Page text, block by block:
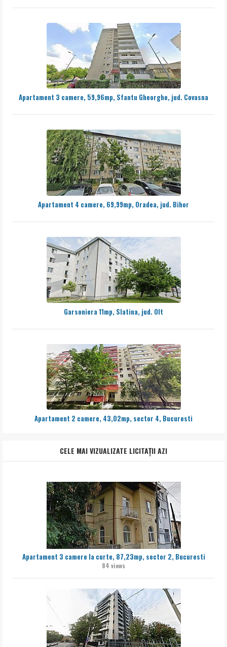
Apartament 3 camere, 59,96mp, Sfantu Gheorghe, jud. Covasna
Apartament 4 camere, 69,99mp, Oradea, jud. Bihor
Garsoniera 11mp, Slatina, jud. Olt
Apartament 2 camere, 43,02mp, sector 4, Bucuresti
CELE MAI VIZUALIZATE LICITAȚII AZI
Apartament 3 camere la curte, 87,23mp, sector 2, Bucuresti
84 views